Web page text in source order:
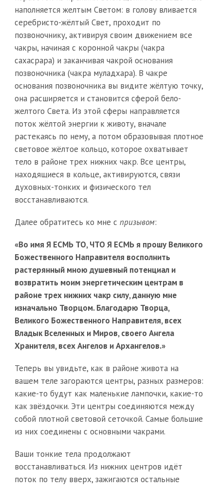
наполняется желтым Светом: в голову вливается
серебристо-жёлтый Свет, проходит по
позвоночнику, активируя своим движением все
чакры, начиная с коронной чакры (чакра
сахасрара) и заканчивая чакрой основания
позвоночника (чакра муладхара). В чакре
основания позвоночника вы видите жёлтую точку,
она расширяется и становится сферой бело-
желтого Света. Из этой сферы направляется
поток жёлтой энергии к животу, вначале
растекаясь по нему, а потом образовывая плотное
световое жёлтое кольцо, которое охватывает
тело в районе трех нижних чакр. Все центры,
находящиеся в кольце, активируются, связи
духовных-тонких и физического тел
восстанавливаются.
Далее обратитесь ко мне с призывом:
«Во имя Я ЕСМЬ ТО, ЧТО Я ЕСМЬ я прошу Великого
Божественного Направителя восполнить
растерянный мною душевный потенциал и
возвратить моим энергетическим центрам в
районе трех нижних чакр силу, данную мне
изначально Творцом. Благодарю Творца,
Великого Божественного Направителя, всех
Владык Вселенных и Миров, своего Ангела
Хранителя, всех Ангелов и Архангелов.»
Теперь вы увидьте, как в районе живота на
вашем теле загораются центры, разных размеров:
какие-то будут как маленькие лампочки, какие-то
как звёздочки. Эти центры соединяются между
собой плотной световой сеточкой. Самые большие
из них соединены с основными чакрами.
Ваши тонкие тела продолжают
восстанавливаться. Из нижних центров идёт
поток по телу вверх, зажигаются остальные